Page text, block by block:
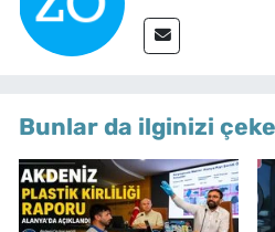
Bunlar da ilginizi